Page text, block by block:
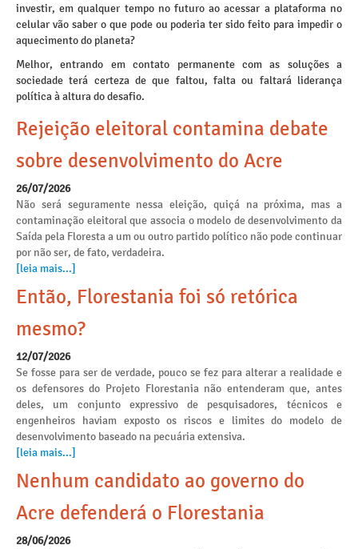
investir, em qualquer tempo no futuro ao acessar a plataforma no
celular vão saber o que pode ou poderia ter sido feito para impedir o
aquecimento do planeta?
Melhor, entrando em contato permanente com as soluções a
sociedade terá certeza de que faltou, falta ou faltará liderança
política à altura do desafio.
Rejeição eleitoral contamina debate
sobre desenvolvimento do Acre
26/07/2026
Não será seguramente nessa eleição, quiçá na próxima, mas a
contaminação eleitoral que associa o modelo de desenvolvimento da
Saída pela Floresta a um ou outro partido político não pode continuar
por não ser, de fato, verdadeira.
[leia mais...]
Então, Florestania foi só retórica
mesmo?
12/07/2026
Se fosse para ser de verdade, pouco se fez para alterar a realidade e
os defensores do Projeto Florestania não entenderam que, antes
deles, um conjunto expressivo de pesquisadores, técnicos e
engenheiros haviam exposto os riscos e limites do modelo de
desenvolvimento baseado na pecuária extensiva.
[leia mais...]
Nenhum candidato ao governo do
Acre defenderá o Florestania
28/06/2026